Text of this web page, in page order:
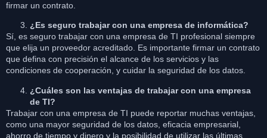
firmar un contrato.
¿Es seguro trabajar con una empresa de informática?
Sí, es seguro trabajar con una empresa de TI profesional siempre
que elija un proveedor acreditado. Es importante firmar un contrato
que defina con precisión el alcance de los servicios y las
condiciones de cooperación, y cuidar la seguridad de los datos.
¿Cuáles son las ventajas de trabajar con una empresa
de TI?
Trabajar con una empresa de TI puede reportar muchas ventajas,
como una mayor seguridad de los datos, eficacia empresarial,
ahorro de tiempo y dinero y la posibilidad de utilizar las últimas